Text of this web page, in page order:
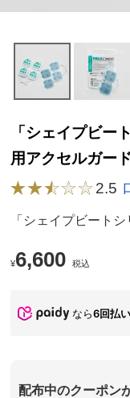
「シェイプビー
用アクセルガー
2.5
「シェイプビート
¥6,600 税込
なら6回払
配布中のクーポン